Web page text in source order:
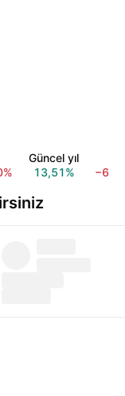
Güncel yıl
13,51%